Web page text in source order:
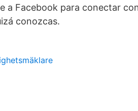
a Facebook para conectar
conozcas.